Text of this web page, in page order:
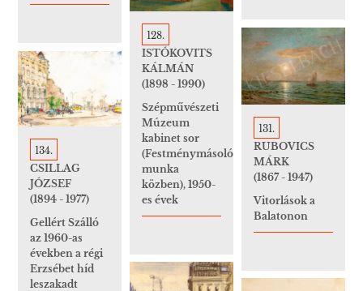
128.
ISTÓKOVITS
KÁLMÁN
(1898 - 1990)
Szépművészeti
Múzeum
kabinet sor
(Festménymásoló
munka
közben), 1950-
es évek
131.
RUBOVICS
MÁRK
(1867 - 1947)
Vitorlások a
Balatonon
134.
CSILLAG
JÓZSEF
(1894 - 1977)
Gellért Szálló
az 1960-as
években a régi
Erzsébet híd
leszakadt